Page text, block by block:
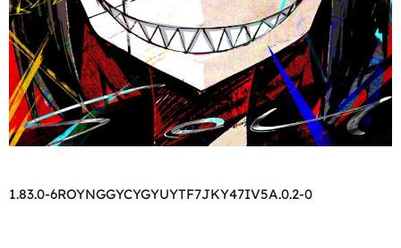
1.83.0-6ROYNGGYCYGYUYTF7JKY47IV5A.0.2-0